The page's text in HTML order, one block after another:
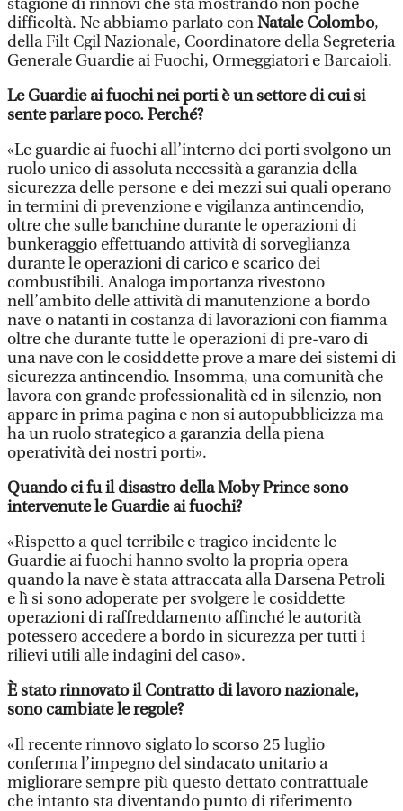
stagione di rinnovi che sta mostrando non poche
difficoltà. Ne abbiamo parlato conNatale Colombo,
della Filt Cgil Nazionale, Coordinatore della Segreteria
Generale Guardie ai Fuochi, Ormeggiatori e Barcaioli.
Le Guardie ai fuochi nei porti è un settore di cui si
sente parlare poco. Perché?
«Le guardie ai fuochi all’interno dei porti svolgono un
ruolo unico di assoluta necessità a garanzia della
sicurezza delle persone e dei mezzi sui quali operano
in termini di prevenzione e vigilanza antincendio,
oltre che sulle banchine durante le operazioni di
bunkeraggio effettuando attività di sorveglianza
durante le operazioni di carico e scarico dei
combustibili. Analoga importanza rivestono
nell’ambito delle attività di manutenzione a bordo
nave o natanti in costanza di lavorazioni con fiamma
oltre che durante tutte le operazioni di pre-varo di
una nave con le cosiddette prove a mare dei sistemi di
sicurezza antincendio. Insomma, una comunità che
lavora con grande professionalità ed in silenzio, non
appare in prima pagina e non si autopubblicizza ma
ha un ruolo strategico a garanzia della piena
operatività dei nostri porti».
Quando ci fu il disastro della Moby Prince sono
intervenute le Guardie ai fuochi?
«Rispetto a quel terribile e tragico incidente le
Guardie ai fuochi hanno svolto la propria opera
quando la nave è stata attraccata alla Darsena Petroli
e lì si sono adoperate per svolgere le cosiddette
operazioni di raffreddamento affinché le autorità
potessero accedere a bordo in sicurezza per tutti i
rilievi utili alle indagini del caso».
È stato rinnovato il Contratto di lavoro nazionale,
sono cambiate le regole?
«Il recente rinnovo siglato lo scorso 25 luglio
conferma l’impegno del sindacato unitario a
migliorare sempre più questo dettato contrattuale
che intanto sta diventando punto di riferimento